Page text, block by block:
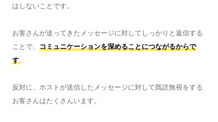
はしないことです。
お客さんが送ってきたメッセージに対してしっかりと返信する
ことで、
コミュニケーションを深めることにつながるからで
す。
反対に、ホストが送信したメッセージに対して既読無視をする
お客さんはたくさんいます。